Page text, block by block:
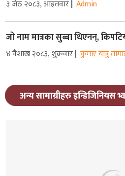
३ जेठ २०८३, आइतवार Admin
जो नाम मात्रका सुब्बा थिएनन्,
४ वैशाख २०८३, शुक्रवार कुमार यात्रु
अन्य सामाग्रीहरु इन्डिजिनियस